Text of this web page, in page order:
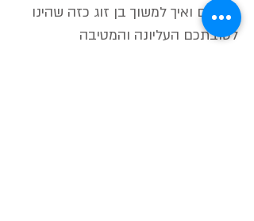
יש לכם ואיך למשוך בן זוג כזה שהינו
לטובתכם העליונה והמטיבה